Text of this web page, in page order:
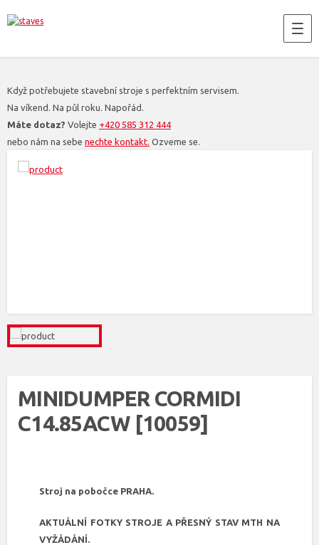
Když potřebujete stavební stroje s perfektním servisem.
Na víkend. Na půl roku. Napořád.
Máte dotaz? Volejte +420 585 312 444
nebo nám na sebe nechte kontakt. Ozveme se.
MINIDUMPER CORMIDI
C14.85ACW [10059]
Stroj na pobočce PRAHA.
AKTUÁLNÍ FOTKY STROJE A PŘESNÝ STAV MTH NA
VYŽÁDÁNÍ.